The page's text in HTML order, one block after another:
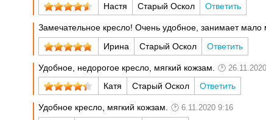
Настя Старый Оскол Ответить
Замечательное кресло! Очень удобное, занимает
Ирина Старый Оскол Ответить
Удобное, недорогое кресло, мягкий кожзам.
Катя Старый Оскол Ответить
Удобное кресло, мягкий кожзам. 6.11.2020 9:16